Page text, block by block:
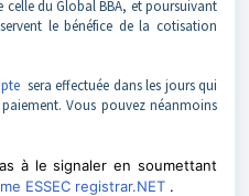
celle du Global BBA, et poursuivant
le bénéfice de la cotisation
sera effectuée dans les jours qui
Vous pouvez néanmoins
à le signaler en soumettant
ESSEC registrar.NET .